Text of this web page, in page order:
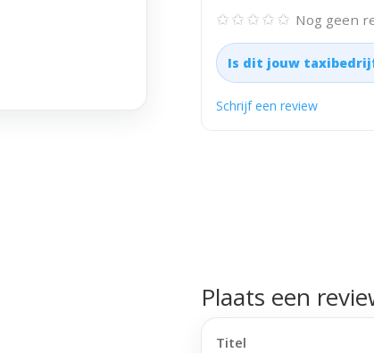
✩✩✩✩✩ Nog geen
Is dit jouw
Schrijf een review
Plaats een
Titel